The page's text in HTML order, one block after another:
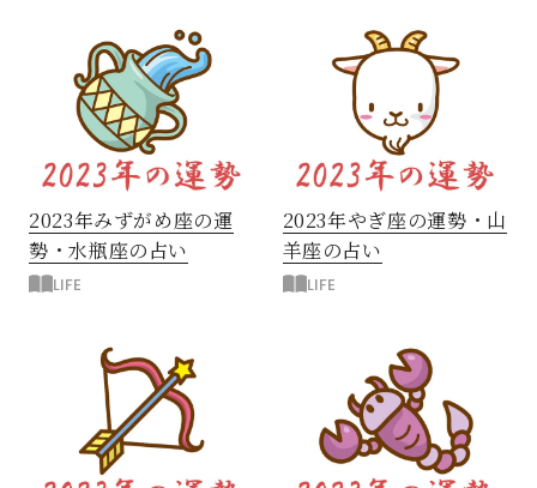
2023年みずがめ座の運
勢・水瓶座の占い
LIFE
2023年やぎ座の運勢・山
羊座の占い
LIFE